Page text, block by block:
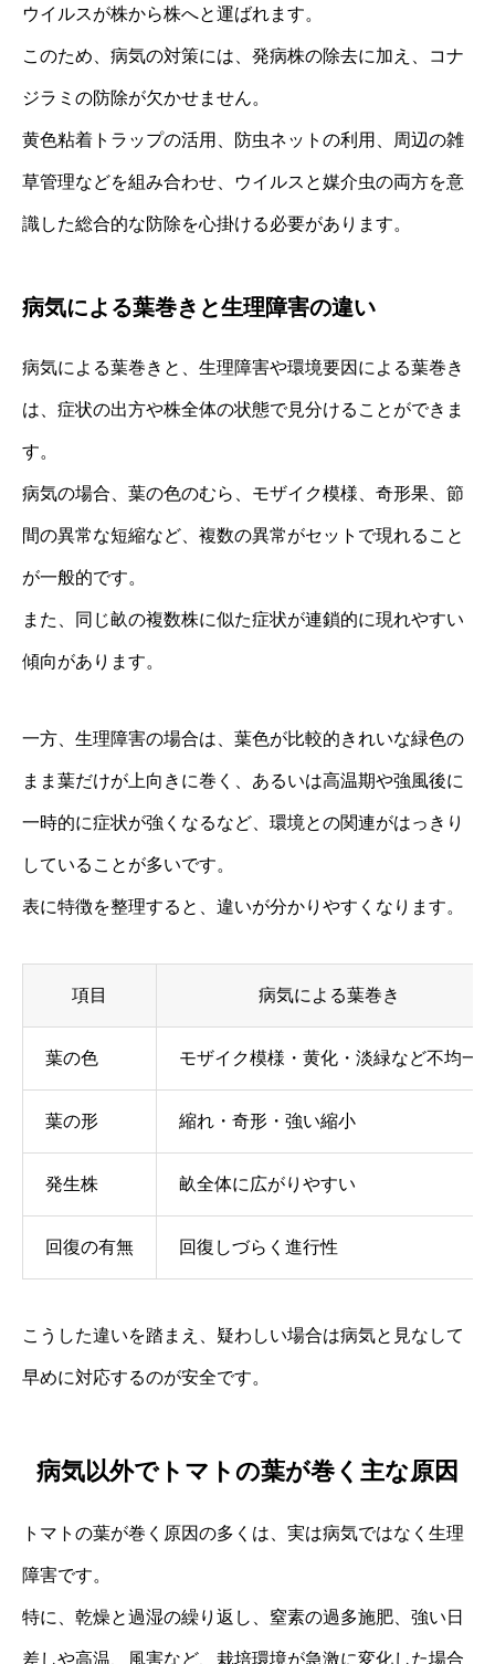
ウイルスが株から株へと運ばれます。
このため、病気の対策には、発病株の除去に加え、コナ
ジラミの防除が欠かせません。
黄色粘着トラップの活用、防虫ネットの利用、周辺の雑
草管理などを組み合わせ、ウイルスと媒介虫の両方を意
識した総合的な防除を心掛ける必要があります。
病気による葉巻きと生理障害の違い
病気による葉巻きと、生理障害や環境要因による葉巻き
は、症状の出方や株全体の状態で見分けることができま
す。
病気の場合、葉の色のむら、モザイク模様、奇形果、節
間の異常な短縮など、複数の異常がセットで現れること
が一般的です。
また、同じ畝の複数株に似た症状が連鎖的に現れやすい
傾向があります。
一方、生理障害の場合は、葉色が比較的きれいな緑色の
まま葉だけが上向きに巻く、あるいは高温期や強風後に
一時的に症状が強くなるなど、環境との関連がはっきり
していることが多いです。
表に特徴を整理すると、違いが分かりやすくなります。
項目 病気による葉巻き
葉の色 モザイク模様・黄化・淡緑など不均一
葉の形 縮れ・奇形・強い縮小
発生株 畝全体に広がりやすい
回復の有無 回復しづらく進行性
こうした違いを踏まえ、疑わしい場合は病気と見なして
早めに対応するのが安全です。
病気以外でトマトの葉が巻く主な原因
トマトの葉が巻く原因の多くは、実は病気ではなく生理
障害です。
特に、乾燥と過湿の繰り返し、窒素の過多施肥、強い日
差しや高温、風害など、栽培環境が急激に変化した場合